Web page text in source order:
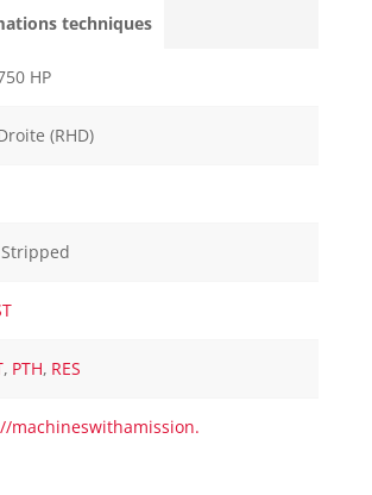
techniques
HP
(RHD)
Stripped
, PTH, RES
machineswithamission.